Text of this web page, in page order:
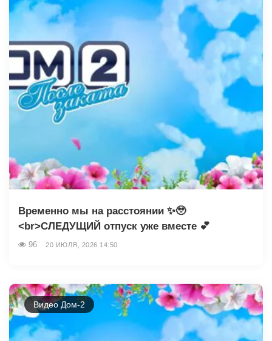
Временно мы на расстоянии ✨🥹
<br>СЛЕДУЩИЙ отпуск уже вместе 💕
96 20 ИЮЛЯ, 2026 14:50
Видео Дом-2